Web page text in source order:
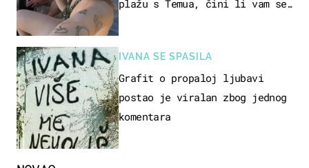
plažu s Temua, čini li vam se
IVANA SE SPASILA
Grafit o propaloj ljubavi
postao je viralan zbog jednog
komentara